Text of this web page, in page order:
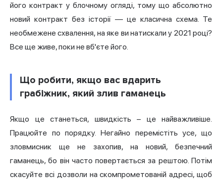
його контракт у блочному огляді, тому що абсолютно
новий контракт без історії — це класична схема. Те
необмежене схвалення, на яке ви натискали у 2021 році?
Все ще живе, поки не вб'єте його.
Що робити, якщо вас вдарить
грабіжник, який злив гаманець
Якщо це станеться, швидкість – це найважливіше.
Працюйте по порядку. Негайно перемістіть усе, що
зловмисник ще не захопив, на новий, безпечний
гаманець, бо він часто повертається за рештою. Потім
скасуйте всі дозволи на скомпрометованій адресі, щоб